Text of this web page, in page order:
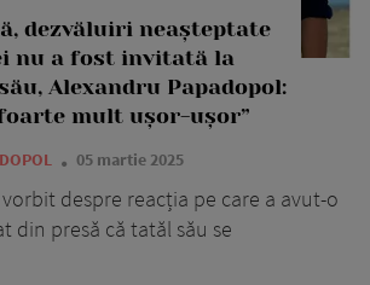
dezvăluiri neașteptate
nu a fost invitată la
Alexandru Papadopol:
mult ușor-ușor”
05 martie 2025
despre reacția pe care a avut-o
din presă că tatăl său se